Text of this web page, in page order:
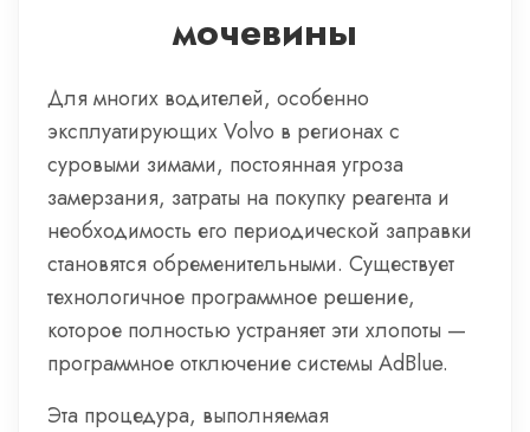
мочевины
Для многих водителей, особенно
эксплуатирующих Volvo в регионах с
суровыми зимами, постоянная угроза
замерзания, затраты на покупку реагента и
необходимость его периодической заправки
становятся обременительными. Существует
технологичное программное решение,
которое полностью устраняет эти хлопоты —
программное отключение системы AdBlue.
Эта процедура, выполняемая